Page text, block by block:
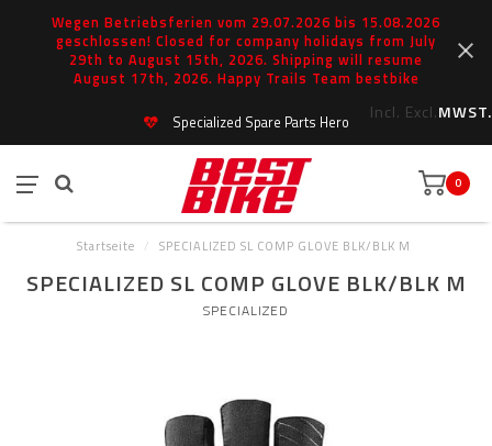
Wegen Betriebsferien vom 29.07.2026 bis 15.08.2026
geschlossen! Closed for company holidays from July
29th to August 15th, 2026. Shipping will resume
August 17th, 2026. Happy Trails Team bestbike
Incl. Excl.MWST.
Specialized Spare Parts Hero
0
Startseite / SPECIALIZED SL COMP GLOVE BLK/BLK M
SPECIALIZED SL COMP GLOVE BLK/BLK M
SPECIALIZED